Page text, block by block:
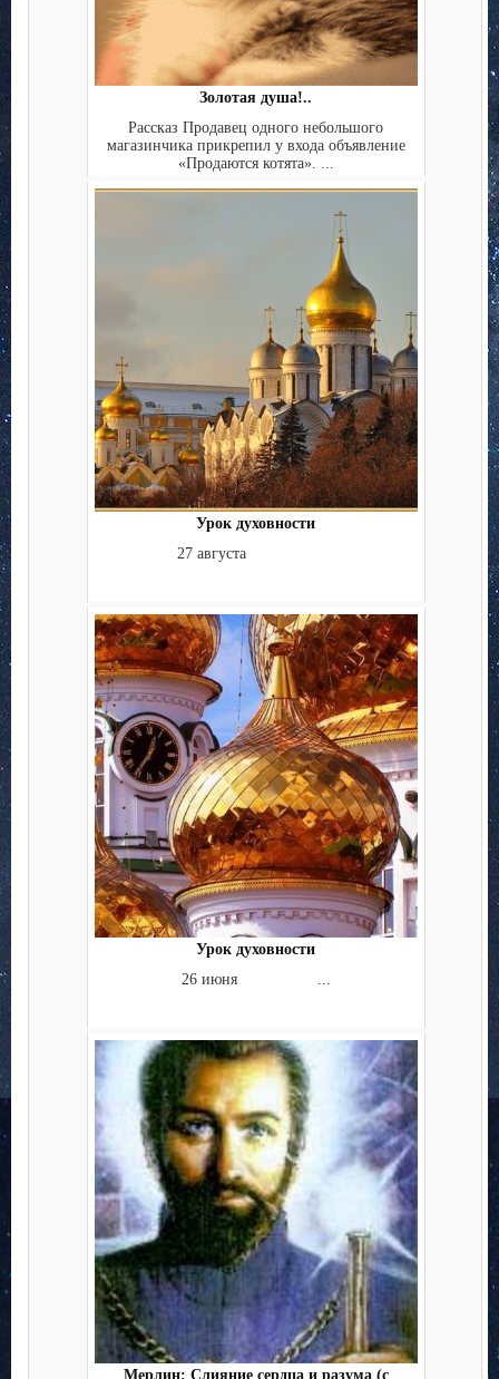
Золотая душа!..
Рассказ Продавец одного небольшого
магазинчика прикрепил у входа объявление
«Продаются котята». ...
Урок духовности
27 августа
Урок духовности
26 июня ...
Мерлин: Слияние сердца и разума (с